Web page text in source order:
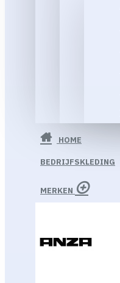
HOME
BEDRIJFSKLEDING
MERKEN